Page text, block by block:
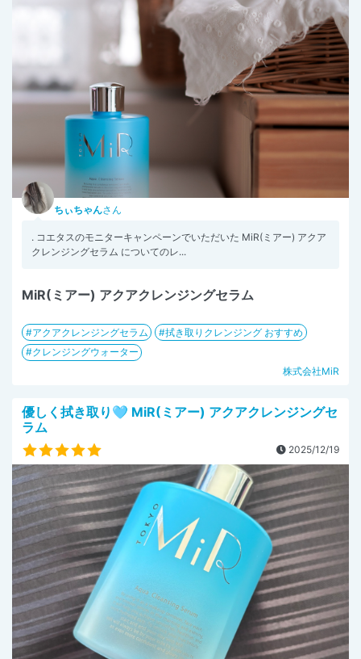
ちぃちゃんさん
. コエタスのモニターキャンペーンでいただいた MiR(ミアー) アクア
クレンジングセラム についてのレ...
MiR(ミアー) アクアクレンジングセラム
アクアクレンジングセラム
拭き取りクレンジング おすすめ
クレンジングウォーター
株式会社MiR
優しく拭き取り🩵 MiR(ミアー) アクアクレンジングセ
ラム
2025/12/19